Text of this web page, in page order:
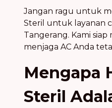
Jangan ragu untuk
Steril untuk layanan
Tangerang. Kami
menjaga AC Anda
Mengapa
Steril